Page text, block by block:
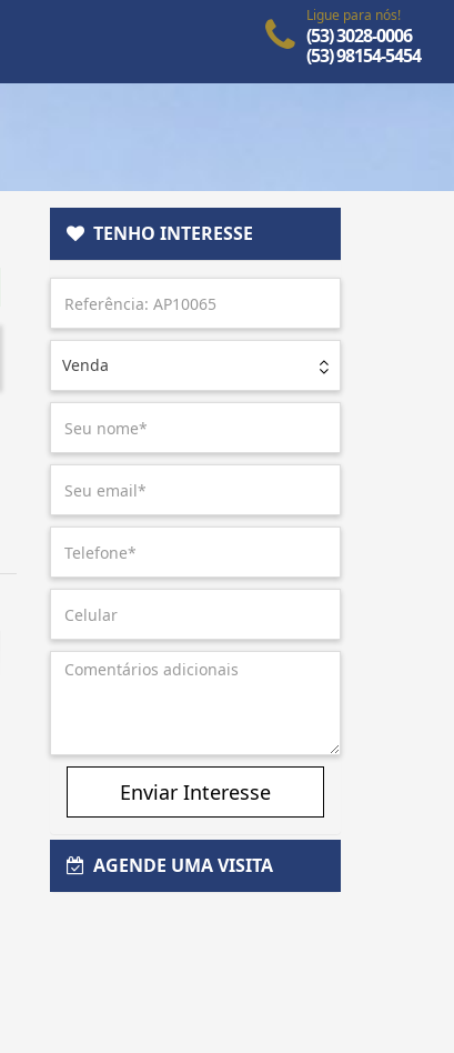
Ligue para nós!
(53) 3028-0006
(53) 98154-5454
TENHO INTERESSE
Venda
Enviar Interesse
AGENDE UMA VISITA